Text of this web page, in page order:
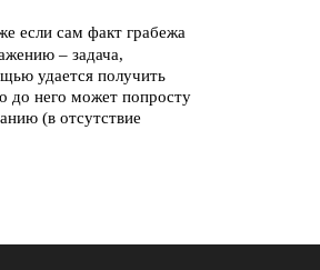
если сам факт грабежа
– задача,
удается получить
до него может попросту
(в отсутствие